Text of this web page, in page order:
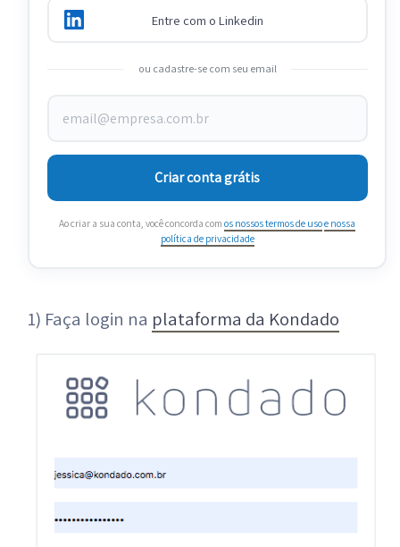
Entre com o Linkedin
ou cadastre-se com seu email
Criar conta grátis
Ao criar a sua conta, você concorda com os nossos termos de usoe nossa
política de privacidade
1) Faça login na plataforma da Kondado